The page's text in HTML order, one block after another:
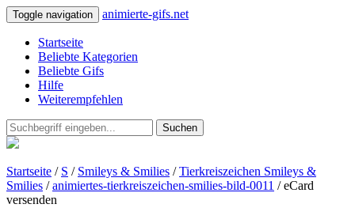
Toggle navigation animierte-gifs.net
Startseite
Beliebte Kategorien
Beliebte Gifs
Hilfe
Weiterempfehlen
Suchen
Startseite / S / Smileys & Smilies /Tierkreiszeichen Smileys &
Smilies /animiertes-tierkreiszeichen-smilies-bild-0011 / eCard
versenden